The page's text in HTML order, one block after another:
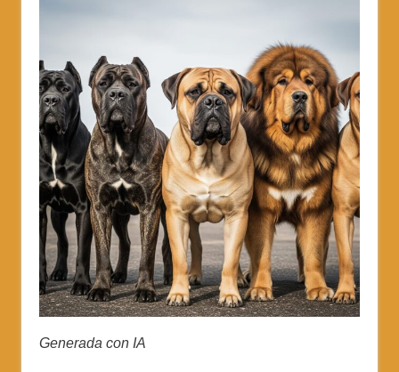
Generada con IA